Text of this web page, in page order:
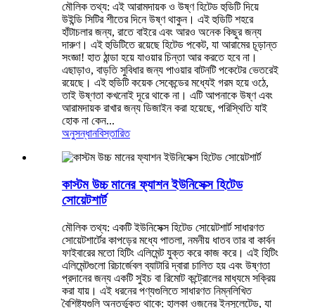
মৌলিক তথ্য: এই আরামদায়ক ও উষ্ণ হিটেড হুডিটি দিয়ে
উইন্ডি সিটির শীতের দিনে উষ্ণ থাকুন। এই হুডিটি শহরে
হাঁটাচলার জন্য, রাতে বাইরে এবং আরও অনেক কিছুর জন্য
দারুণ। এই হুডিটিতে রয়েছে হিটেড পকেট, যা আরামের চূড়ান্ত
সংজ্ঞা! হাত ঠান্ডা হয়ে যাওয়ার চিন্তা আর করতে হবে না।
এছাড়াও, বাড়তি সুবিধার জন্য পাওয়ার বাটনটি পকেটের ভেতরেই
রয়েছে। এই হুডিটি কয়েক সেকেন্ডের মধ্যেই গরম হয়ে ওঠে,
তাই উষ্ণতা কখনোই দূরে থাকে না। এটি আপনাকে উষ্ণ এবং
আরামদায়ক রাখার জন্য ডিজাইন করা হয়েছে, পরিস্থিতি যাই
হোক না কেন...
অনুসন্ধানবিস্তারিত
কাস্টম উচ্চ মানের ফ্যাশন ইউনিসেক্স হিটেড
সোয়েটশার্ট
মৌলিক তথ্য: একটি ইউনিসেক্স হিটেড সোয়েটশার্ট সাধারণত
সোয়েটশার্টের কাপড়ের মধ্যে পাতলা, নমনীয় ধাতব তার বা কার্বন
ফাইবারের মতো হিটিং এলিমেন্ট যুক্ত করে কাজ করে। এই হিটিং
এলিমেন্টগুলো রিচার্জেবল ব্যাটারি দ্বারা চালিত হয় এবং উষ্ণতা
প্রদানের জন্য একটি সুইচ বা রিমোট কন্ট্রোলের মাধ্যমে সক্রিয়
করা যায়। এই ধরনের পণ্যগুলিতে সাধারণত নিম্নলিখিত
বৈশিষ্ট্যগুলি অন্তর্ভুক্ত থাকে: হালকা ওজনের ইনসুলেটেড, যা